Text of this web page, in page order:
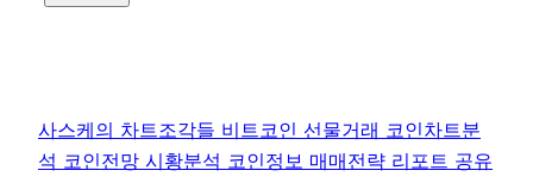
사스케의 차트조각들 비트코인 선물거래 코인차트분
석 코인전망 시황분석 코인정보 매매전략 리포트 공유